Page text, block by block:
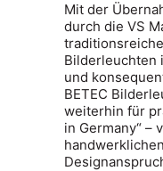
Mit der
durch die VS
Bilderleuchten
und
BETEC
weiterhin für
in Germany“ –